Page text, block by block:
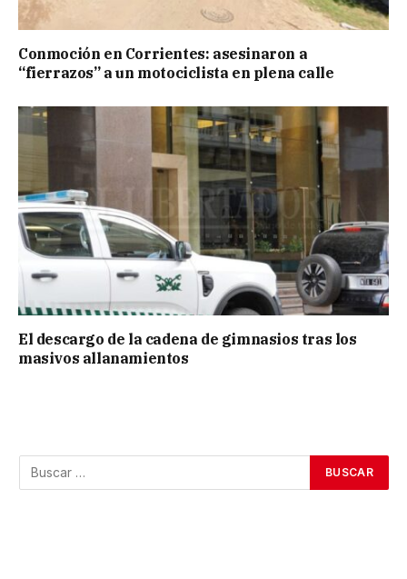
Conmoción en Corrientes: asesinaron a
“fierrazos” a un motociclista en plena calle
El descargo de la cadena de gimnasios tras los
masivos allanamientos